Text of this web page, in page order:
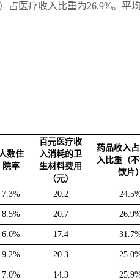
占医疗收入比重为26.9%。平
数住
院率
百元医疗收
入消耗的卫
生材料费用
（元）
药品收入
入比重（
饮片）
7.3% 20.2
8.5% 20.7
6.0% 17.4
9.2% 20.3
7.0% 14.3